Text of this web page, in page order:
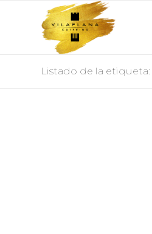
Listado de la